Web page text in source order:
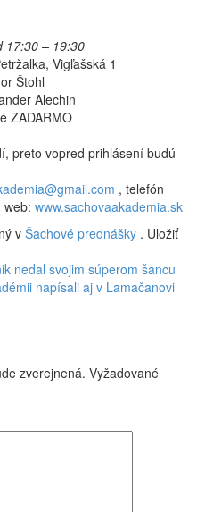
17:30 – 19:30
Vigľašská 1
Štohl
Alechin
ZADARMO
preto vopred prihlásení budú
, telefón
web: www.sachovaakademia.sk
v Šachové prednášky . Uložiť
nedal svojim súperom šancu
napísali aj v Lamačanovi
zverejnená. Vyžadované